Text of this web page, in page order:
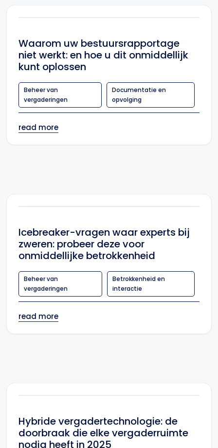
Waarom uw bestuursrapportage
niet werkt: en hoe u dit onmiddellijk
kunt oplossen
Beheer van
vergaderingen
Documentatie en
opvolging
read more
Icebreaker-vragen waar experts bij
zweren: probeer deze voor
onmiddellijke betrokkenheid
Beheer van
vergaderingen
Betrokkenheid en
interactie
read more
Hybride vergadertechnologie: de
doorbraak die elke vergaderruimte
nodig heeft in 2025